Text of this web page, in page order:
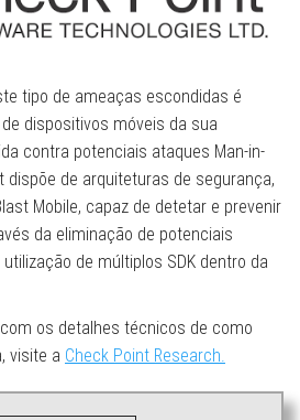
tipo de ameaças escondidas é
dispositivos móveis da sua
contra potenciais ataques Man-in-
dispõe de arquiteturas de segurança,
Mobile, capaz de detetar e prevenir
da eliminação de potenciais
de múltiplos SDK dentro da
os detalhes técnicos de como
visite a Check Point Research.